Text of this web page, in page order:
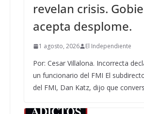
revelan crisis.
acepta desplome.
1 agosto, 2026 El Independiente
Por: Cesar Villalona. Incorrecta
un funcionario del FMI El
del FMI, Dan Katz, dijo que